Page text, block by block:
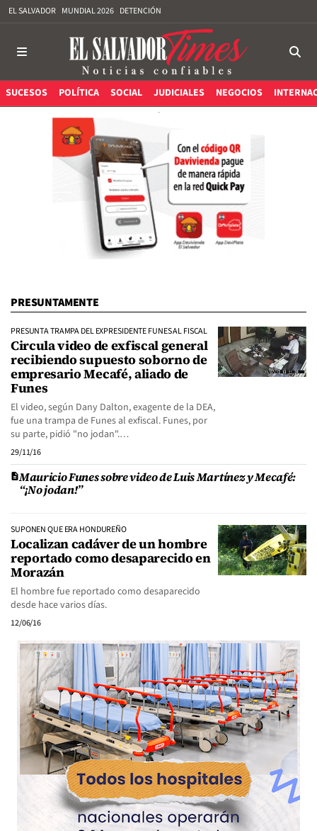
EL SALVADOR MUNDIAL 2026 DETENCIÓN
SUCESOS POLÍTICA SOCIAL JUDICIALES NEGOCIOS
PRESUNTAMENTE
PRESUNTA TRAMPA DEL EXPRESIDENTE FUNES AL FISCAL
Circula video de exfiscal general
recibiendo supuesto soborno de
empresario Mecafé, aliado de
Funes
El video, según Dany Dalton, exagente de la DEA,
fue una trampa de Funes al exfiscal. Funes, por
su parte, pidió "no jodan".…
29/11/16
Mauricio Funes sobre video de Luis Martínez y Mecafé:
“¡No jodan!”
SUPONEN QUE ERA HONDUREÑO
Localizan cadáver de un hombre
reportado como desaparecido en
Morazán
El hombre fue reportado como desaparecido
desde hace varios días.
12/06/16